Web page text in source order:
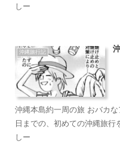
しー
沖縄旅行記
沖縄本島約一周の旅 おバカ
日までの、初めての沖縄旅行
しー